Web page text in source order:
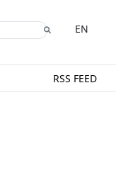
EN
RSS FEED